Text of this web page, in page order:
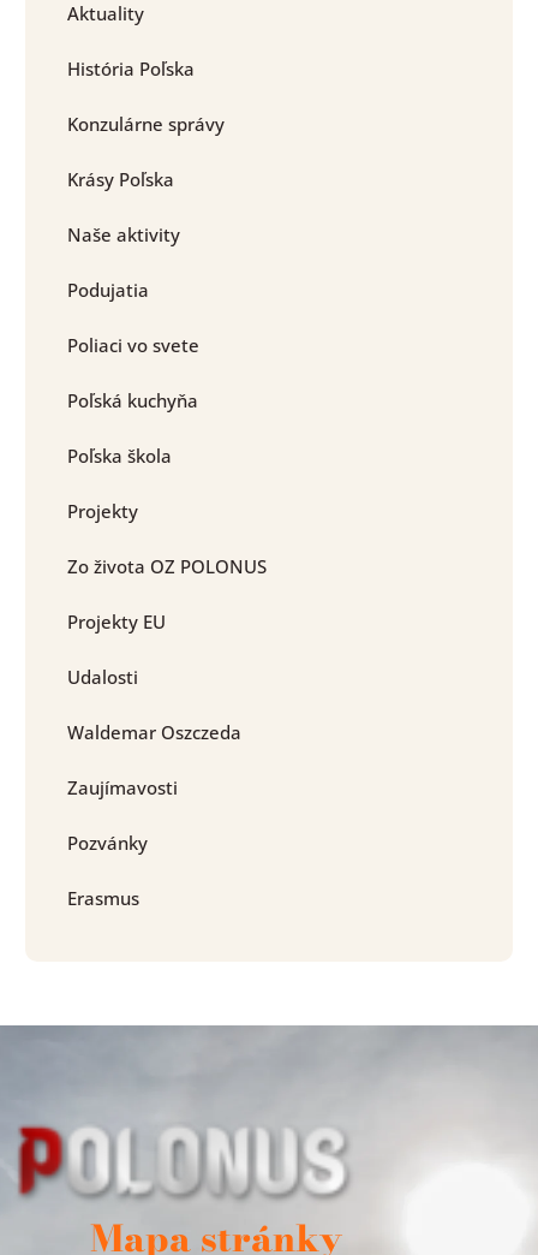
Aktuality
História Poľska
Konzulárne správy
Krásy Poľska
Naše aktivity
Podujatia
Poliaci vo svete
Poľská kuchyňa
Poľska škola
Projekty
Zo života OZ POLONUS
Projekty EU
Udalosti
Waldemar Oszczeda
Zaujímavosti
Pozvánky
Erasmus
Mapa stránky